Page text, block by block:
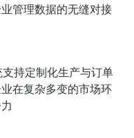
管理数据的无缝对接
持定制化生产与订单
在复杂多变的市场环